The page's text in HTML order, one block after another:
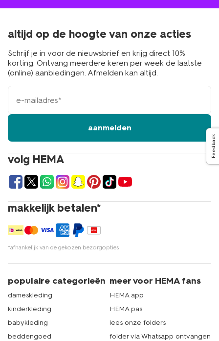
volg HEMA
makkelijk betalen*
*afhankelijk van de gekozen bezorgopties
altijd op de hoogte van onze acties
Schrijf je in voor de nieuwsbrief en krijg direct 10%
korting. Ontvang meerdere keren per week de laatste
(online) aanbiedingen. Afmelden kan altijd.
e-
mailadres
aanmelden
populaire categorieën
dameskleding
kinderkleding
babykleding
beddengoed
meer voor HEMA fans
HEMA app
HEMA pas
lees onze folders
folder via Whatsapp ontvangen
Feedback